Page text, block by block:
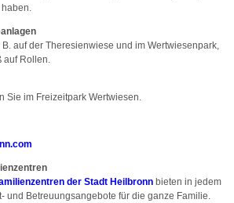
auf der Theresienwiese und im Wertwiesenpark,
auf Rollen.
Sie im Freizeitpark Wertwiesen.
der Stadt Heilbronn bieten in jedem
und Betreuungsangebote für die ganze Familie.